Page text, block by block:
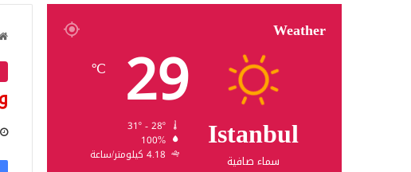
Weather
Istanbul
سماء صافية
29
℃
100%
4.18 كيلومتر/ساعة